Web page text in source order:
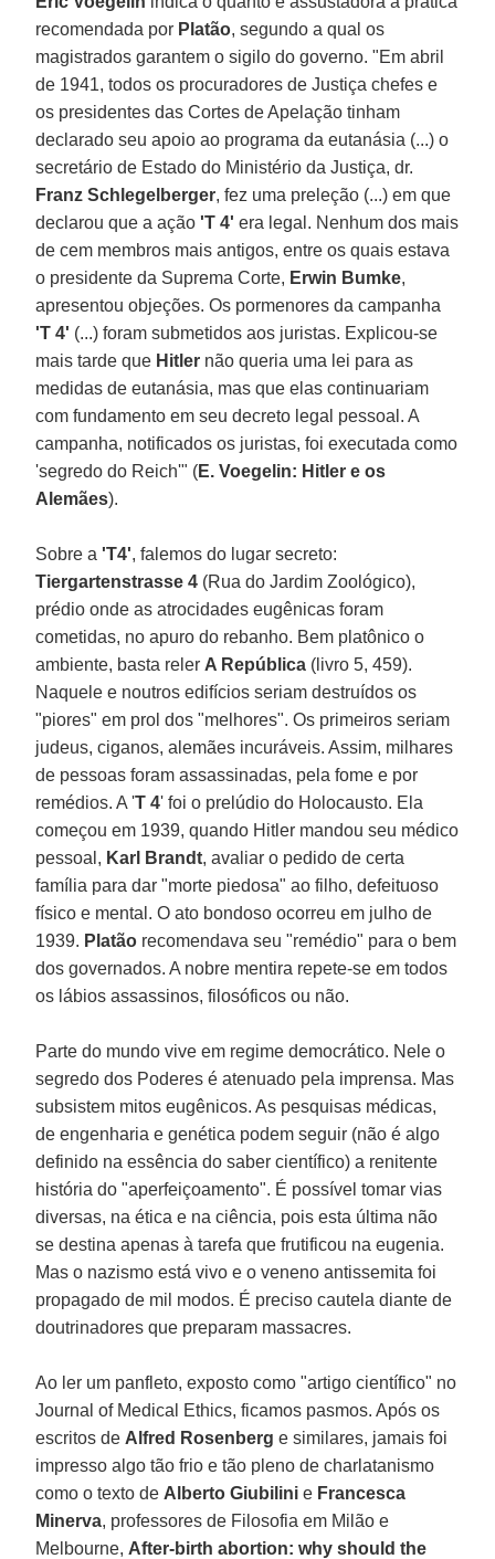
recomendada por Platão, segundo a qual os
magistrados garantem o sigilo do governo. "Em abril
de 1941, todos os procuradores de Justiça chefes e
os presidentes das Cortes de Apelação tinham
declarado seu apoio ao programa da eutanásia (...) o
secretário de Estado do Ministério da Justiça, dr.
Franz Schlegelberger, fez uma preleção (...) em que
declarou que a ação'T 4'era legal. Nenhum dos mais
de cem membros mais antigos, entre os quais estava
o presidente da Suprema Corte, Erwin Bumke,
apresentou objeções. Os pormenores da campanha
'T 4' (...) foram submetidos aos juristas. Explicou-se
mais tarde que Hitler não queria uma lei para as
medidas de eutanásia, mas que elas continuariam
com fundamento em seu decreto legal pessoal. A
campanha, notificados os juristas, foi executada como
'segredo do Reich'" (E. Voegelin: Hitler e os
Alemães).
Sobre a'T4', falemos do lugar secreto:
Tiergartenstrasse 4 (Rua do Jardim Zoológico),
prédio onde as atrocidades eugênicas foram
cometidas, no apuro do rebanho. Bem platônico o
ambiente, basta reler A República (livro 5, 459).
Naquele e noutros edifícios seriam destruídos os
"piores" em prol dos "melhores". Os primeiros seriam
judeus, ciganos, alemães incuráveis. Assim, milhares
de pessoas foram assassinadas, pela fome e por
remédios. A 'T 4' foi o prelúdio do Holocausto. Ela
começou em 1939, quando Hitler mandou seu médico
pessoal, Karl Brandt, avaliar o pedido de certa
família para dar "morte piedosa" ao filho, defeituoso
físico e mental. O ato bondoso ocorreu em julho de
1939. Platão recomendava seu "remédio" para o bem
dos governados. A nobre mentira repete-se em todos
os lábios assassinos, filosóficos ou não.
Parte do mundo vive em regime democrático. Nele o
segredo dos Poderes é atenuado pela imprensa. Mas
subsistem mitos eugênicos. As pesquisas médicas,
de engenharia e genética podem seguir (não é algo
definido na essência do saber científico) a renitente
história do "aperfeiçoamento". É possível tomar vias
diversas, na ética e na ciência, pois esta última não
se destina apenas à tarefa que frutificou na eugenia.
Mas o nazismo está vivo e o veneno antissemita foi
propagado de mil modos. É preciso cautela diante de
doutrinadores que preparam massacres.
Ao ler um panfleto, exposto como "artigo científico" no
Journal of Medical Ethics, ficamos pasmos. Após os
escritos de Alfred Rosenberg e similares, jamais foi
impresso algo tão frio e tão pleno de charlatanismo
como o texto de Alberto Giubilini e Francesca
Minerva, professores de Filosofia em Milão e
Melbourne, After-birth abortion: why should the